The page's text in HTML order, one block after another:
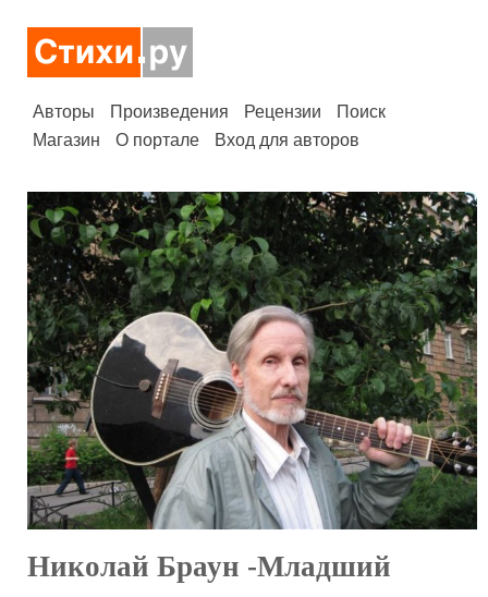
Авторы Произведения Рецензии
Поиск
Магазин
О портале Вход для авторов
Николай Браун -Младший